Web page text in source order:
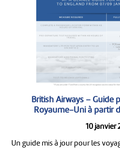
British Airways – Guide
Royaume-Uni à partir
10 janvier
Un guide mis à jour pour les